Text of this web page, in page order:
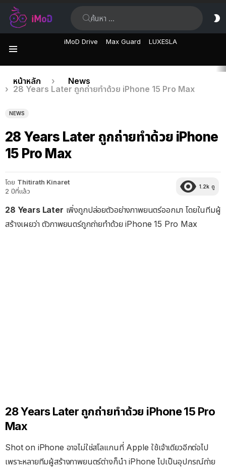
iMoD Drive Max Guard LUXESLA
เรื่อง
ล่าสุด
คุณอยู่ที่นี่:
หน้าหลัก
News
28 Years Later ถูกถ่ายทำด้วย iPhone 15 Pro Max
NEWS
28 Years Later ถูกถ่ายทำด้วย iPhone
15 Pro Max
โดย Thitirath Kinaret
2 ปีที่แล้ว
1.2k ดู
28 Years Later เพิ่งถูกปล่อยตัวอย่างภาพยนตร์ออกมา โดยในทีมผู้
สร้างเผยว่า ตัวภาพยนตร์ถูกถ่ายทำด้วย iPhone 15 Pro Max
28 Years Later ถูกถ่ายทำด้วย iPhone 15 Pro
Max
Shot on iPhone อาจไม่ใช่สโลแกนที่ Apple ใช้เจ้าเดียวอีกต่อไป
เพราะหลายทีมผู้สร้างภาพยนตร์ต่างก็นำ iPhone ไปเป็นอุปกรณ์ถ่าย